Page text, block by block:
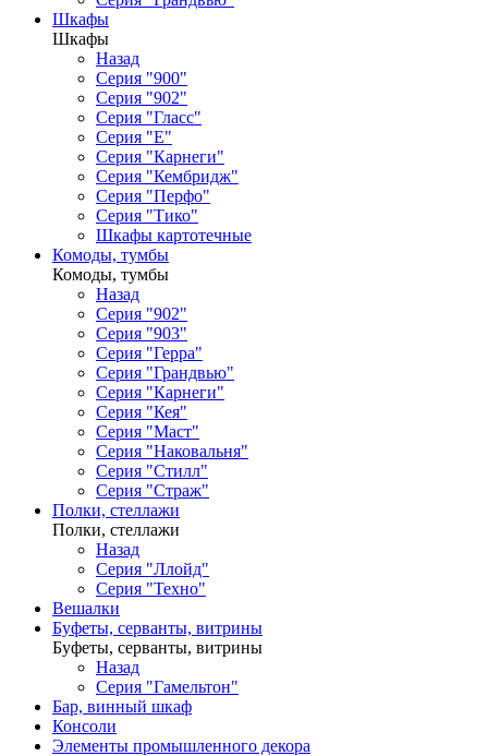
Шкафы
Шкафы
Назад
Серия "900"
Серия "902"
Серия "Гласс"
Серия "Е"
Серия "Карнеги"
Серия "Кембридж"
Серия "Перфо"
Серия "Тико"
Шкафы картотечные
Комоды, тумбы
Комоды, тумбы
Назад
Серия "902"
Серия "903"
Серия "Герра"
Серия "Грандвью"
Серия "Карнеги"
Серия "Кея"
Серия "Маст"
Серия "Наковальня"
Серия "Стилл"
Серия "Страж"
Полки, стеллажи
Полки, стеллажи
Назад
Серия "Ллойд"
Серия "Техно"
Вешалки
Буфеты, серванты, витрины
Буфеты, серванты, витрины
Назад
Серия "Гамельтон"
Бар, винный шкаф
Консоли
Элементы промышленного декора